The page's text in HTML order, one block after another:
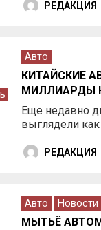
РЕДАКЦИЯ
Авто
КИТАЙСКИЕ
МИЛЛИАРДЫ
Еще недавно
выглядели как
РЕДАКЦИЯ
Авто Новости
МЫТЬЁ